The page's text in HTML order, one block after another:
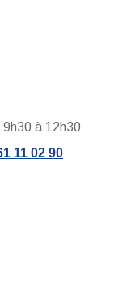
à 12h30
11 02 90